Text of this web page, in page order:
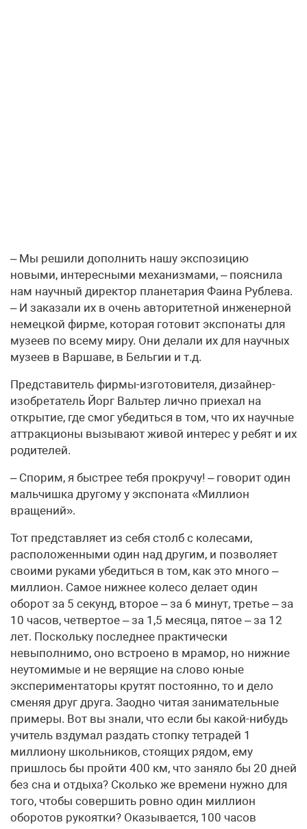
– Мы решили дополнить нашу экспозицию
новыми, интересными механизмами, – пояснила
нам научный директор планетария Фаина Рублева.
– И заказали их в очень авторитетной инженерной
немецкой фирме, которая готовит экспонаты для
музеев по всему миру. Они делали их для научных
музеев в Варшаве, в Бельгии и т.д.
Представитель фирмы-изготовителя, дизайнер-
изобретатель Йорг Вальтер лично приехал на
открытие, где смог убедиться в том, что их научные
аттракционы вызывают живой интерес у ребят и их
родителей.
– Спорим, я быстрее тебя прокручу! – говорит один
мальчишка другому у экспоната «Миллион
вращений».
Тот представляет из себя столб с колесами,
расположенными один над другим, и позволяет
своими руками убедиться в том, как это много –
миллион. Самое нижнее колесо делает один
оборот за 5 секунд, второе – за 6 минут, третье – за
10 часов, четвертое – за 1,5 месяца, пятое – за 12
лет. Поскольку последнее практически
невыполнимо, оно встроено в мрамор, но нижние
неутомимые и не верящие на слово юные
экспериментаторы крутят постоянно, то и дело
сменяя друг друга. Заодно читая занимательные
примеры. Вот вы знали, что если бы какой-нибудь
учитель вздумал раздать стопку тетрадей 1
миллиону школьников, стоящих рядом, ему
пришлось бы пройти 400 км, что заняло бы 20 дней
без сна и отдыха? Сколько же времени нужно для
того, чтобы совершить ровно один миллион
оборотов рукоятки? Оказывается, 100 часов